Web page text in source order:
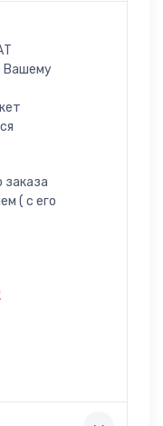
Вашему
заказа
( с его